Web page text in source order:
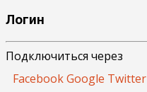
Логин
Подключиться через
FacebookGoogle Twitter